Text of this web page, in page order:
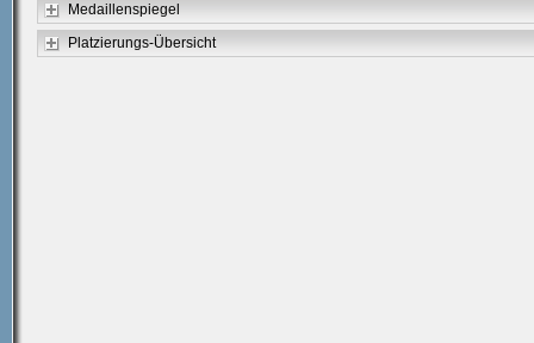
Medaillenspiegel
Platzierungs-Übersicht